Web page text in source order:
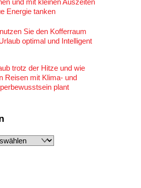
Energie tanken
Sie den Kofferraum
optimal und Intelligent
trotz der Hitze und wie
Reisen mit Klima- und
plant